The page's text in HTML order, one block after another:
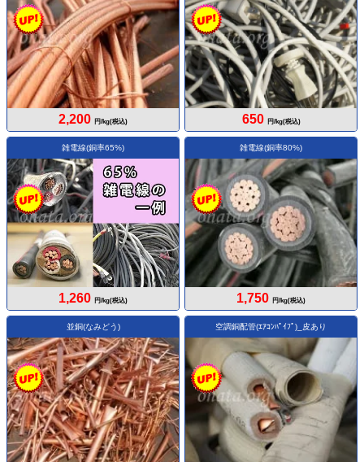
2,200 円/kg(税込) 650 円/kg(税込)
雑電線(銅率65%)
1,260 円/kg(税込)
雑電線(銅率80%)
1,750 円/kg(税込)
並銅(なみどう) 空調銅配管(ｴｱｺﾝﾊﾟｲﾌﾟ)_皮あり